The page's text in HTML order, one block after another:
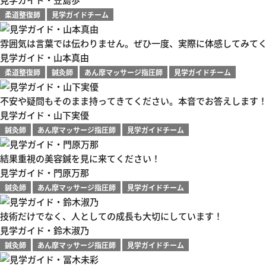
柔道整復師 見学ガイドチーム
雰囲気は言葉では伝わりません。ぜひ一度、実際に体感してみてく
見学ガイド・山本真由
柔道整復師 鍼灸師 あん摩マッサージ指圧師 見学ガイドチーム
不安や疑問もそのまま持ってきてください。本音でお答えします！
見学ガイド・山下実優
鍼灸師 あん摩マッサージ指圧師 見学ガイドチーム
結果重視の美容鍼を見に来てください！
見学ガイド・門原万那
鍼灸師 あん摩マッサージ指圧師 見学ガイドチーム
技術だけでなく、人としての成長も大切にしています！
見学ガイド・鈴木淑乃
鍼灸師 あん摩マッサージ指圧師 見学ガイドチーム